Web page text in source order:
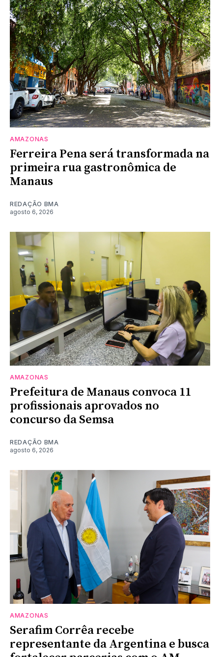
AMAZONAS
Ferreira Pena será transformada na
primeira rua gastronômica de
Manaus
REDAÇÃO BMA
agosto 6, 2026
AMAZONAS
Prefeitura de Manaus convoca 11
profissionais aprovados no
concurso da Semsa
REDAÇÃO BMA
agosto 6, 2026
AMAZONAS
Serafim Corrêa recebe
representante da Argentina e busca